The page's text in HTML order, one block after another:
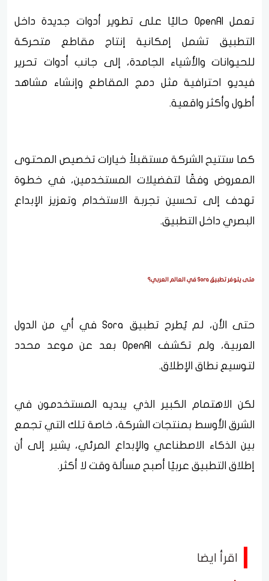
تعمل OpenAI حاليًا على تطوير أدوات جديدة داخل
التطبيق تشمل إمكانية إنتاج مقاطع متحركة
للحيوانات والأشياء الجامدة، إلى جانب أدوات تحرير
فيديو احترافية مثل دمج المقاطع وإنشاء مشاهد
أطول وأكثر واقعية.
كما ستتيح الشركة مستقبلاً خيارات تخصيص المحتوى
المعروض وفقًا لتفضيلات المستخدمين، في خطوة
تهدف إلى تحسين تجربة الاستخدام وتعزيز الإبداع
البصري داخل التطبيق.
متى يتوفر تطبيق Sora في العالم العربي؟
حتى الأن، لم يُطرح تطبيق Sora في أي من الدول
العربية، ولم تكشف OpenAI بعد عن موعد محدد
لتوسيع نطاق الإطلاق.
لكن الاهتمام الكبير الذي يبديه المستخدمون في
الشرق الأوسط بمنتجات الشركة، خاصة تلك التي تجمع
بين الذكاء الاصطناعي والإبداع المرئي، يشير إلى أن
إطلاق التطبيق عربيًا أصبح مسألة وقت لا أكثر.
اقرأ ايضا